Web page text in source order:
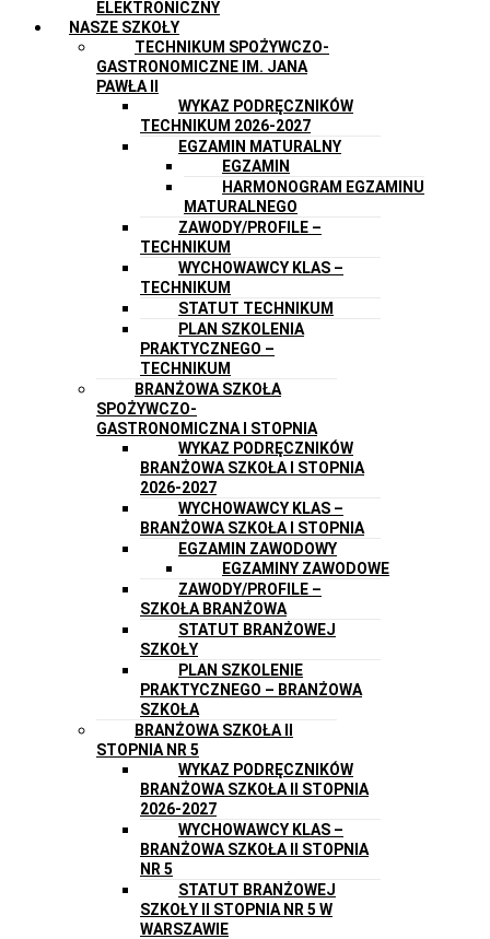
ELEKTRONICZNY
NASZE SZKOŁY
TECHNIKUM SPOŻYWCZO-
GASTRONOMICZNE IM. JANA
PAWŁA II
WYKAZ PODRĘCZNIKÓW
TECHNIKUM 2026-2027
EGZAMIN MATURALNY
EGZAMIN
HARMONOGRAM EGZAMINU
MATURALNEGO
ZAWODY/PROFILE –
TECHNIKUM
WYCHOWAWCY KLAS –
TECHNIKUM
STATUT TECHNIKUM
PLAN SZKOLENIA
PRAKTYCZNEGO –
TECHNIKUM
BRANŻOWA SZKOŁA
SPOŻYWCZO-
GASTRONOMICZNA I STOPNIA
WYKAZ PODRĘCZNIKÓW
BRANŻOWA SZKOŁA I STOPNIA
2026-2027
WYCHOWAWCY KLAS –
BRANŻOWA SZKOŁA I STOPNIA
EGZAMIN ZAWODOWY
EGZAMINY ZAWODOWE
ZAWODY/PROFILE –
SZKOŁA BRANŻOWA
STATUT BRANŻOWEJ
SZKOŁY
PLAN SZKOLENIE
PRAKTYCZNEGO – BRANŻOWA
SZKOŁA
BRANŻOWA SZKOŁA II
STOPNIA NR 5
WYKAZ PODRĘCZNIKÓW
BRANŻOWA SZKOŁA II STOPNIA
2026-2027
WYCHOWAWCY KLAS –
BRANŻOWA SZKOŁA II STOPNIA
NR 5
STATUT BRANŻOWEJ
SZKOŁY II STOPNIA NR 5 W
WARSZAWIE